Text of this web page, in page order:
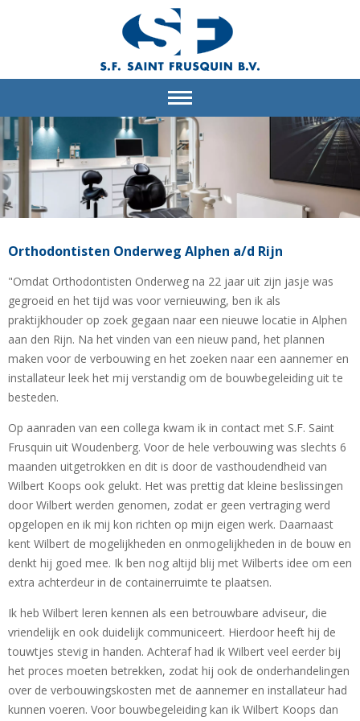
Orthodontisten Onderweg Alphen a/d Rijn
"Omdat Orthodontisten Onderweg na 22 jaar uit zijn jasje was
gegroeid en het tijd was voor vernieuwing, ben ik als
praktijkhouder op zoek gegaan naar een nieuwe locatie in Alphen
aan den Rijn. Na het vinden van een nieuw pand, het plannen
maken voor de verbouwing en het zoeken naar een aannemer en
installateur leek het mij verstandig om de bouwbegeleiding uit te
besteden.
Op aanraden van een collega kwam ik in contact met S.F. Saint
Frusquin uit Woudenberg. Voor de hele verbouwing was slechts 6
maanden uitgetrokken en dit is door de vasthoudendheid van
Wilbert Koops ook gelukt. Het was prettig dat kleine beslissingen
door Wilbert werden genomen, zodat er geen vertraging werd
opgelopen en ik mij kon richten op mijn eigen werk. Daarnaast
kent Wilbert de mogelijkheden en onmogelijkheden in de bouw en
denkt hij goed mee. Ik ben nog altijd blij met Wilberts idee om een
extra achterdeur in de containerruimte te plaatsen.
Ik heb Wilbert leren kennen als een betrouwbare adviseur, die
vriendelijk en ook duidelijk communiceert. Hierdoor heeft hij de
touwtjes stevig in handen. Achteraf had ik Wilbert veel eerder bij
het proces moeten betrekken, zodat hij ook de onderhandelingen
over de verbouwingskosten met de aannemer en installateur had
kunnen voeren. Voor bouwbegeleiding kan ik Wilbert Koops dan